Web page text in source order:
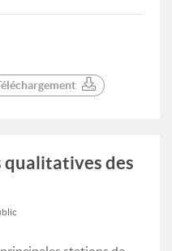
qualitatives des